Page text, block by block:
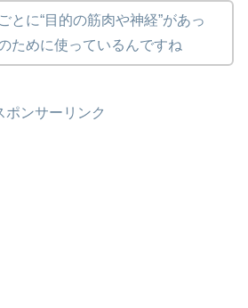
とに“目的の筋肉や神経”があっ
ために使っているんですね
ポンサーリンク